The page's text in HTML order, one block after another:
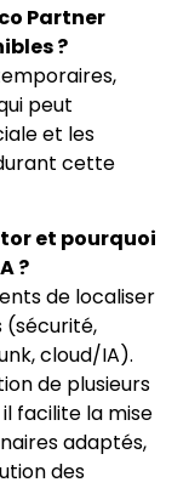
Partner
?
peut
et les
cette
et pourquoi
?
de localiser
(sécurité,
cloud/IA).
de plusieurs
facilite la mise
adaptés,
des